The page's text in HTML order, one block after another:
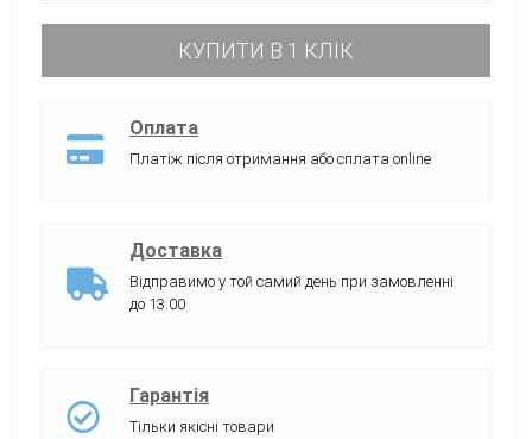
КУПИТИ В 1 КЛІК
Оплата
Платіж після отримання або сплата online
Доставка
Відправимо у той самий день при замовленні
до 13:00
Гарантія
Тільки якісні товари